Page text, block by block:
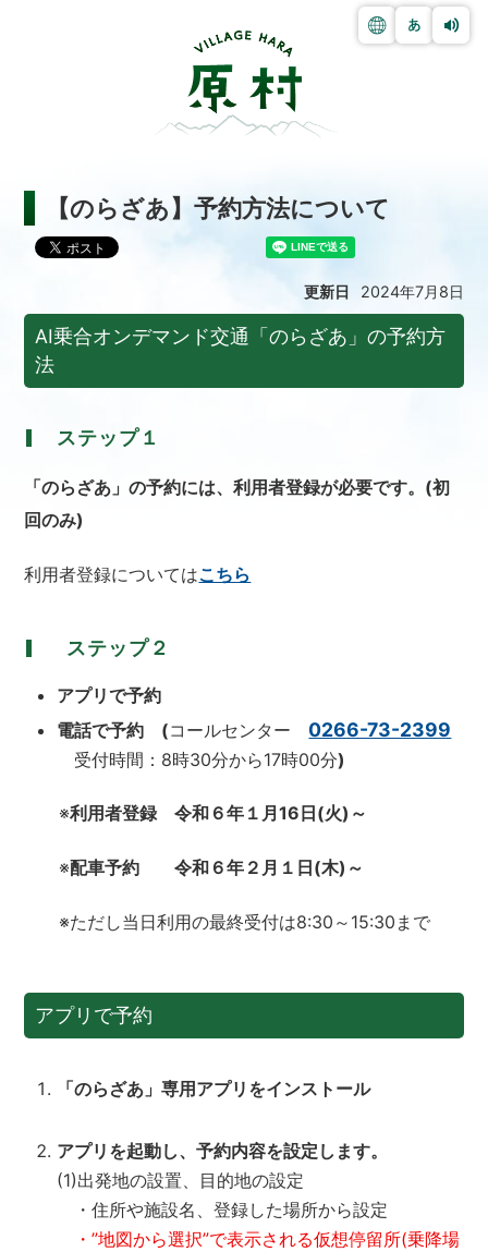
【のらざあ】予約方法について
更新日 2024年7月8日
AI乗合オンデマンド交通「のらざあ」の予約方
法
ステップ１
「のらざあ」の予約には、利用者登録が必要です。(初
回のみ)
利用者登録についてはこちら
ステップ２
アプリで予約
電話で予約 (コールセンター 0266-73-2399
受付時間：8時30分から17時00分)
※利用者登録 令和６年１月16日(火)～
※配車予約 令和６年２月１日(木)～
※ただし当日利用の最終受付は8:30～15:30まで
アプリで予約
「のらざあ」専用アプリをインストール
アプリを起動し、予約内容を設定します。
(1)出発地の設置、目的地の設定
・住所や施設名、登録した場所から設定
・”地図から選択”で表示される仮想停留所(乗降場